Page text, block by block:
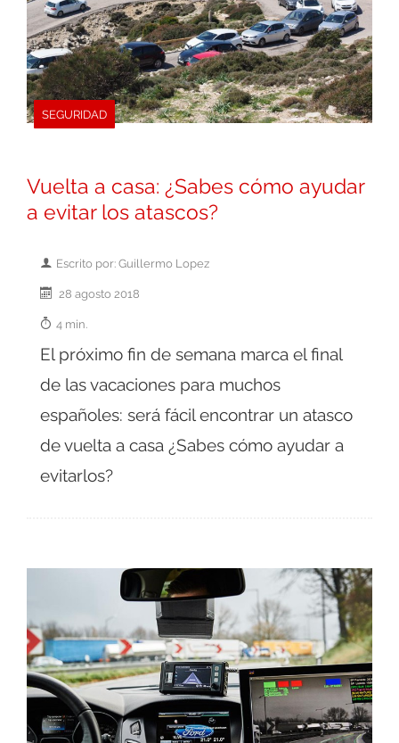
SEGURIDAD
Vuelta a casa: ¿Sabes cómo ayudar
a evitar los atascos?
Escrito por: Guillermo Lopez
28 agosto 2018
4 min.
El próximo fin de semana marca el final
de las vacaciones para muchos
españoles: será fácil encontrar un atasco
de vuelta a casa ¿Sabes cómo ayudar a
evitarlos?